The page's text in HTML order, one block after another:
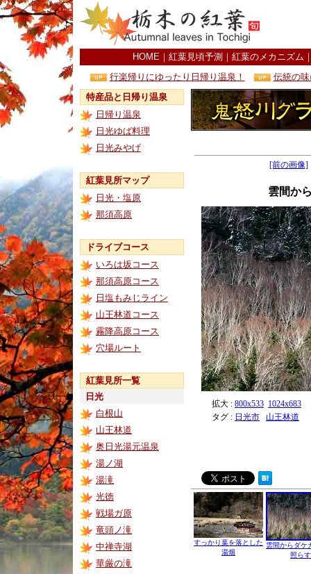
HOME ｜ 紅葉見頃予測 ｜ 紅葉のメカニズム
行楽帰りにゆったり日帰り温泉！
伝統の
特産品と日帰り温泉
日帰り温泉
日光ゆば料理
日光みやげ
紅葉見所マップ
日光・塩原
那須高原
ドライブコース
いろは坂コース
那須高原コース
日塩もみじライン
山王林道コース
霧降高原コース
穴場ルート
紅葉見所一覧
日光
白根山
山王林道
奥日光湯元温泉
湯ノ湖
湯滝
光徳
戦場ガ原
竜頭ノ滝
中禅寺湖
華厳の滝
[前の画像]
雲間か
拡大 : 800x533 1024x683
タグ : 日光市 山王林道
すっかり葉を落とした
湯畑
雲間からダケ
照らす